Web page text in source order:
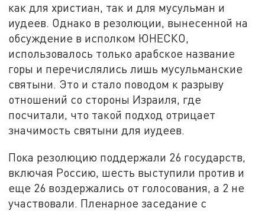
как для христиан, так и для мусульман и
иудеев. Однако в резолюции, вынесенной на
обсуждение в исполком ЮНЕСКО,
использовалось только арабское название
горы и перечислялись лишь мусульманские
святыни. Это и стало поводом к разрыву
отношений со стороны Израиля, где
посчитали, что такой подход отрицает
значимость святыни для иудеев.
Пока резолюцию поддержали 26 государств,
включая Россию, шесть выступили против и
еще 26 воздержались от голосования, а 2 не
участвовали. Пленарное заседание с